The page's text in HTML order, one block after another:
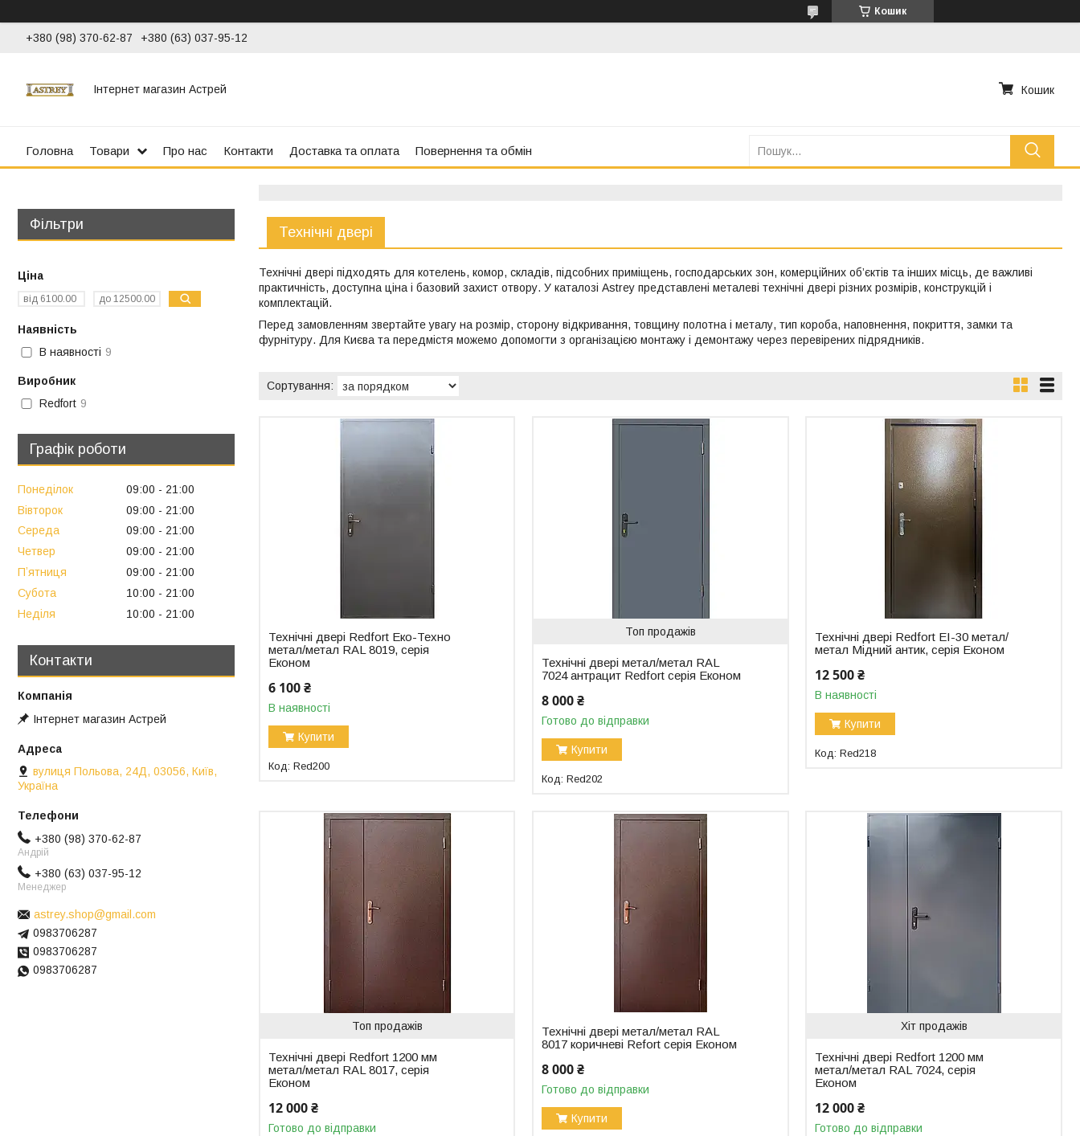
Кошик
+380 (98) 370-62-87 +380 (63) 037-95-12
Інтернет магазин Астрей Кошик
Головна Товари Про нас Контакти Доставка та оплата Повернення та обмін
Технічні двері
Технічні двері підходять для котелень, комор, складів, підсобних приміщень, господарських зон, комерційних об’єктів та інших місць, де важливі
практичність, доступна ціна і базовий захист отвору. У каталозі Astrey представлені металеві технічні двері різних розмірів, конструкцій і
комплектацій.
Перед замовленням звертайте увагу на розмір, сторону відкривання, товщину полотна і металу, тип короба, наповнення, покриття, замки та
фурнітуру. Для Києва та передмістя можемо допомогти з організацією монтажу і демонтажу через перевірених підрядників.
Технічні двері Redfort Еко-Техно
метал/метал RAL 8019, серія
Економ
6 100 ₴
В наявності
Купити
Red200
Топ продажів
Технічні двері метал/метал RAL
7024 антрацит Redfort серія Економ
8 000 ₴
Готово до відправки
Купити
Red202
Технічні двері Redfort EI-30 метал/
метал Мідний антик, серія Економ
12 500 ₴
В наявності
Купити
Red218
Топ продажів
Технічні двері Redfort 1200 мм
метал/метал RAL 8017, серія
Економ
12 000 ₴
Готово до відправки
Технічні двері метал/метал RAL
8017 коричневі Refort серія Економ
8 000 ₴
Готово до відправки
Купити
Хіт продажів
Технічні двері Redfort 1200 мм
метал/метал RAL 7024, серія
Економ
12 000 ₴
Готово до відправки
Фільтри
Ціна
Наявність
В наявності 9
Виробник
Redfort 9
Графік роботи
Понеділок 09:00
21:00
Вівторок
09:00
21:00
Середа
09:00
21:00
Четвер
09:00
21:00
Пʼятниця
09:00
21:00
Субота
10:00
21:00
Неділя
10:00 21:00
Контакти
Інтернет магазин Астрей
вулиця Польова, 24Д, 03056, Київ,
Україна
+380 (98) 370-62-87
Андрій
+380 (63) 037-95-12
Менеджер
astrey.shop@gmail.com
0983706287
0983706287
0983706287